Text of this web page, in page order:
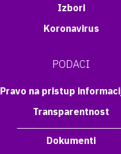
Izbori
Koronavirus
PODACI
Pravo na pristup
Transparentnost
Dokumenti